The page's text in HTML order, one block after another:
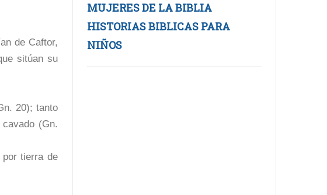
de Caftor,
sitúan su
20); tanto
(Gn.
tierra de
MUJERES DE LA BIBLIA
HISTORIAS BIBLICAS PARA
NIÑOS